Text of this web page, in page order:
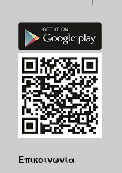
Επικοινωνία